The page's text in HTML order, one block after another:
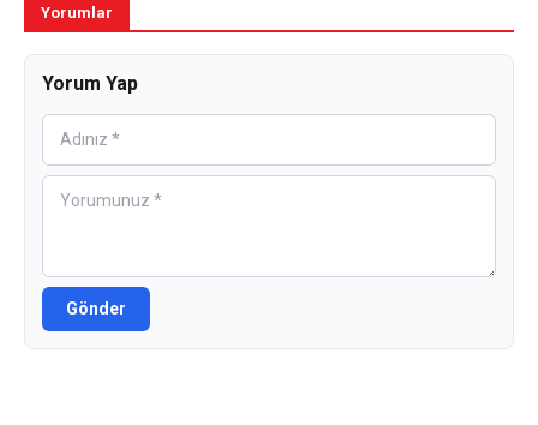
Yorumlar
Yorum Yap
Gönder